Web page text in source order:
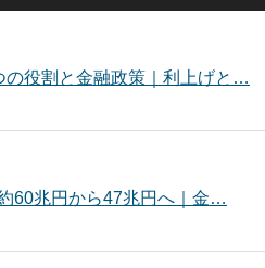
の役割と金融政策｜利上げと…
60兆円から47兆円へ｜金…